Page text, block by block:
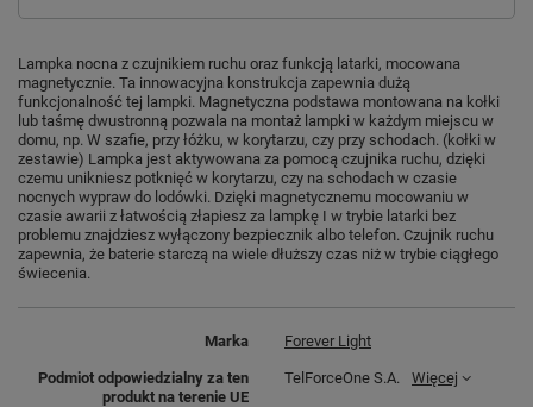
Lampka nocna z czujnikiem ruchu oraz funkcją latarki, mocowana
magnetycznie. Ta innowacyjna konstrukcja zapewnia dużą
funkcjonalność tej lampki. Magnetyczna podstawa montowana na kołki
lub taśmę dwustronną pozwala na montaż lampki w każdym miejscu w
domu, np. W szafie, przy łóżku, w korytarzu, czy przy schodach. (kołki w
zestawie) Lampka jest aktywowana za pomocą czujnika ruchu, dzięki
czemu unikniesz potknięć w korytarzu, czy na schodach w czasie
nocnych wypraw do lodówki. Dzięki magnetycznemu mocowaniu w
czasie awarii z łatwością złapiesz za lampkę I w trybie latarki bez
problemu znajdziesz wyłączony bezpiecznik albo telefon. Czujnik ruchu
zapewnia, że baterie starczą na wiele dłuższy czas niż w trybie ciągłego
świecenia.
Marka Forever Light
Podmiot odpowiedzialny za ten
produkt na terenie UE
TelForceOne S.A. Więcej